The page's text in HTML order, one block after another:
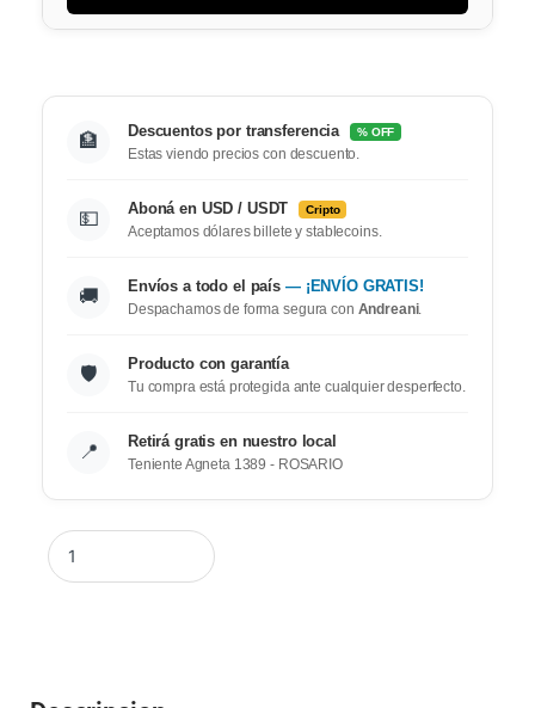
🏦 Descuentos por transferencia % OFF
Estas viendo precios con descuento.
💵 Aboná en USD / USDT Cripto
Aceptamos dólares billete y stablecoins.
🚚 Envíos a todo el país — ¡ENVÍO GRATIS!
Despachamos de forma segura con Andreani.
🛡️ Producto con garantía
Tu compra está protegida ante cualquier desperfecto.
📍 Retirá gratis en nuestro local
Teniente Agneta 1389 - ROSARIO